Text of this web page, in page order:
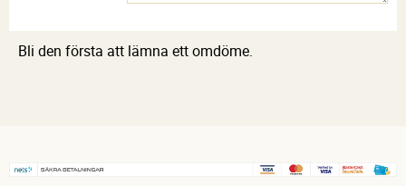
Bli den första att lämna ett omdöme.